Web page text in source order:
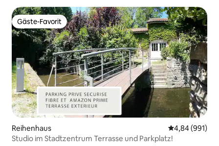
Gäste-Favorit
Gäste-Favorit
Reihenhaus
4,84 (991)
Studio im Stadtzentrum Terrasse und Parkplatz!